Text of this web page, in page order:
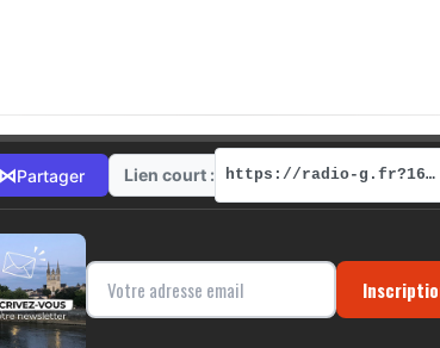
⋈Partager Lien court : https://radio-g.fr?16504